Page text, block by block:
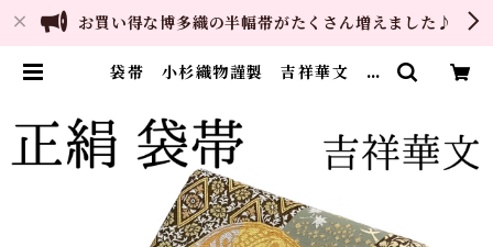
お買い得な博多織の半幅帯がたくさん増えました♪
袋帯 小杉織物謹製 吉祥華文 六
屋 直販サイト